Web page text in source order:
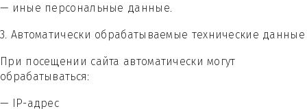
— иные персональные данные.
3. Автоматически обрабатываемые технические данные
При посещении сайта автоматически могут
обрабатываться:
— IP-адрес